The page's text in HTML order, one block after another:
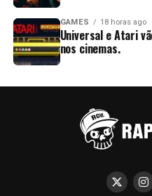
GAMES 18 horas ago
Universal e Atari
nos cinemas.